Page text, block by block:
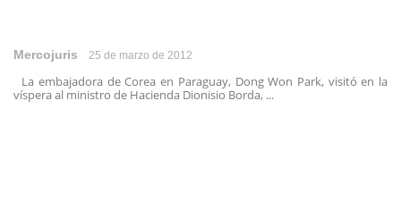
Mercojuris 25 de marzo de 2012
La embajadora de Corea en Paraguay, Dong Won Park, visitó en la
víspera al ministro de Hacienda Dionisio Borda, ...